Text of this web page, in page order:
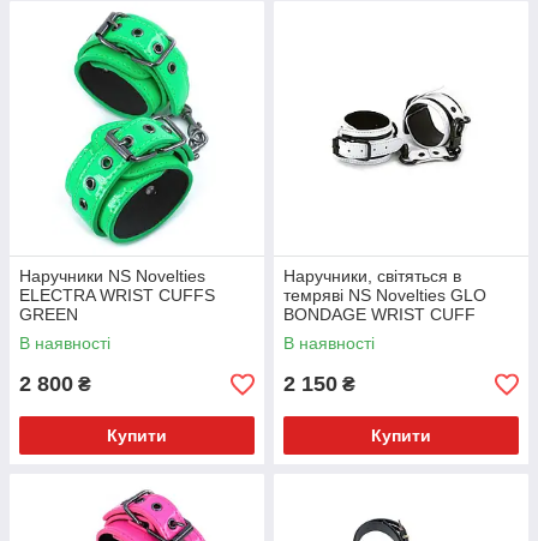
Наручники NS Novelties
ELECTRA WRIST CUFFS
GREEN
В наявності
2 800 ₴
Купити
Наручники, світяться в
темряві NS Novelties GLO
BONDAGE WRIST CUFF
GREEN
В наявності
2 150 ₴
Купити